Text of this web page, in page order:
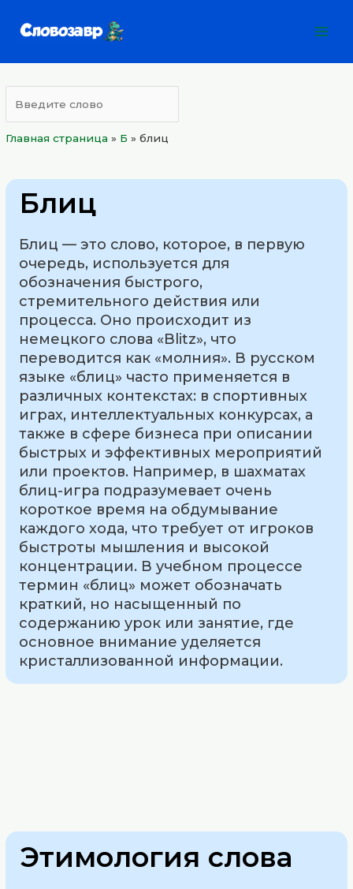
Главная страница » Б »блиц
Блиц
Блиц — это слово, которое, в первую
очередь, используется для
обозначения быстрого,
стремительного действия или
процесса. Оно происходит из
немецкого слова «Blitz», что
переводится как «молния». В русском
языке «блиц» часто применяется в
различных контекстах: в спортивных
играх, интеллектуальных конкурсах, а
также в сфере бизнеса при описании
быстрых и эффективных мероприятий
или проектов. Например, в шахматах
блиц-игра подразумевает очень
короткое время на обдумывание
каждого хода, что требует от игроков
быстроты мышления и высокой
концентрации. В учебном процессе
термин «блиц» может обозначать
краткий, но насыщенный по
содержанию урок или занятие, где
основное внимание уделяется
кристаллизованной информации.
Этимология слова